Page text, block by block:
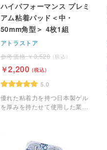
ハイパフォーマンス プレミ
アム粘着パッド＜中・
50mm角型＞ 4枚1組
アトラストア
3,520
2,200
5.0
優れた粘着力を持つ日本製ゲル
を厚みを持たせて使用した業務